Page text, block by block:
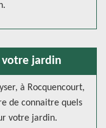
votre jardin
à Rocquencourt,
de connaitre quels
votre jardin.